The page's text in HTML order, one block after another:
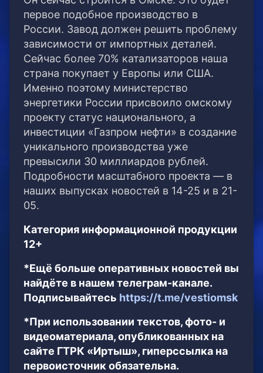
первое подобное производство в
России. Завод должен решить проблему
зависимости от импортных деталей.
Сейчас более 70% катализаторов наша
страна покупает у Европы или США.
Именно поэтому министерство
энергетики России присвоило омскому
проекту статус национального, а
инвестиции «Газпром нефти» в создание
уникального производства уже
превысили 30 миллиардов рублей.
Подробности масштабного проекта — в
наших выпусках новостей в 14-25 и в 21-
05.
Категория информационной продукции
12+
*Ещё больше оперативных новостей вы
найдёте в нашем телеграм-канале.
Подписывайтесь https://t.me/vestiomsk
*При использовании текстов, фото- и
видеоматериала, опубликованных на
сайте ГТРК «Иртыш», гиперссылка на
первоисточник обязательна.